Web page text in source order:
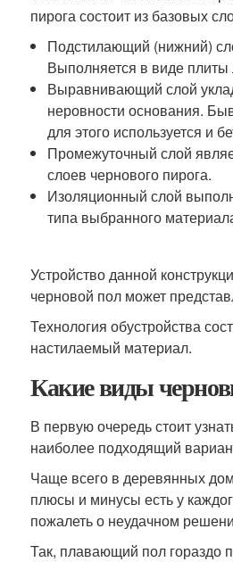
пирога состоит из базовых
Подстилающий (нижний)
Выполняется в виде плиты
Выравнивающий слой
неровности основания.
для этого используется и
Промежуточный слой
слоев чернового пирога.
Изоляционный слой
типа выбранного
Устройство данной
черновой пол может
Технология обустройства
настилаемый материал.
Какие виды
В первую очередь стоит
наиболее подходящий
Чаще всего в деревянных
плюсы и минусы есть у
пожалеть о неудачном
Так, плавающий пол гораздо